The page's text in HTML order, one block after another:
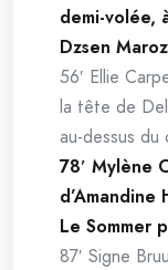
demi-volée,
Dzsen
56′ Ellie
la tête de
au-dessus du
78′ Mylène
d’Amandine
Le Sommer
87′ Signe